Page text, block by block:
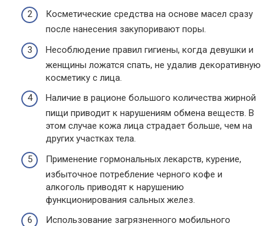
Косметические средства на основе масел сразу
после нанесения закупоривают поры.
Несоблюдение правил гигиены, когда девушки и
женщины ложатся спать, не удалив декоративную
косметику с лица.
Наличие в рационе большого количества жирной
пищи приводит к нарушениям обмена веществ. В
этом случае кожа лица страдает больше, чем на
других участках тела.
Применение гормональных лекарств, курение,
избыточное потребление черного кофе и
алкоголь приводят к нарушению
функционирования сальных желез.
Использование загрязненного мобильного